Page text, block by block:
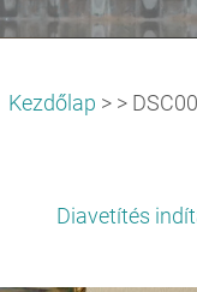
Kezdőlap > >
Diavetítés